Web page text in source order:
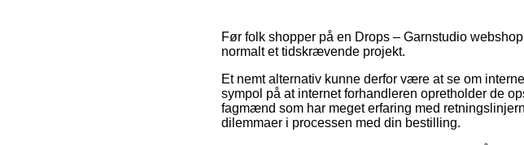
Før folk shopper på en Drops – Garnstudio
normalt et tidskrævende projekt.
Et nemt alternativ kunne derfor være at se om
sympol på at internet forhandleren opretholder de
fagmænd som har meget erfaring med
dilemmaer i processen med din bestilling.